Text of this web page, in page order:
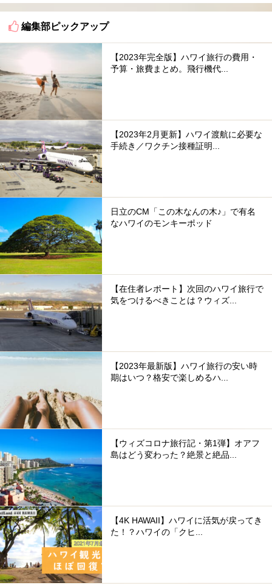
編集部ピックアップ
【2023年完全版】ハワイ旅行の費用・
予算・旅費まとめ。飛行機代...
【2023年2月更新】ハワイ渡航に必要な
手続き／ワクチン接種証明...
日立のCM「この木なんの木♪」で有名
なハワイのモンキーポッド
【在住者レポート】次回のハワイ旅行で
気をつけるべきことは？ウィズ...
【2023年最新版】ハワイ旅行の安い時
期はいつ？格安で楽しめるハ...
【ウィズコロナ旅行記・第1弾】オアフ
島はどう変わった？絶景と絶品...
【4K HAWAII】ハワイに活気が戻ってき
た！？ハワイの「クヒ...